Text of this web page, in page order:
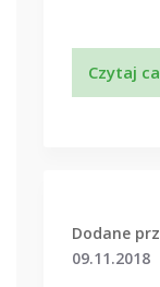
Czytaj
Dodane
09.11.2018